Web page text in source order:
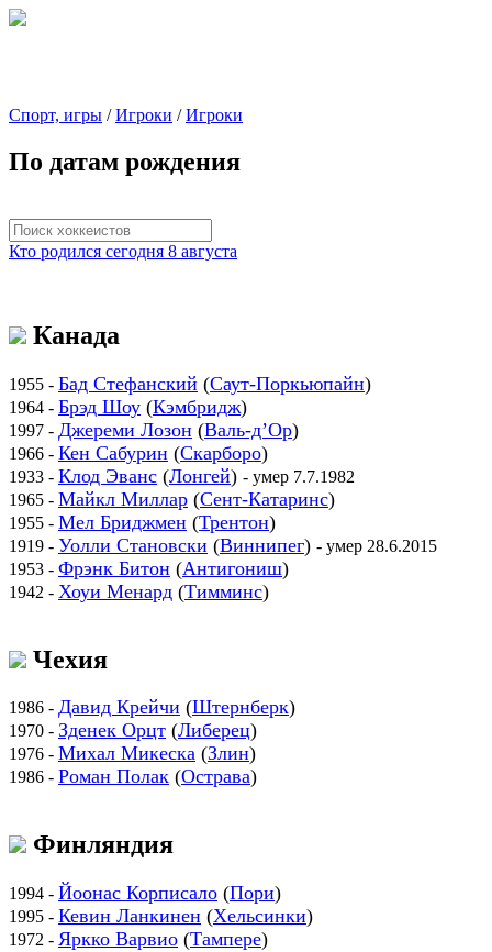
Спорт, игры /Игроки /Игроки
По датам рождения
Кто родился сегодня 8 августа
Канада
1955 - Бад Стефанский (Саут-Поркьюпайн)
1964 - Брэд Шоу (Кэмбридж)
1997 - Джереми Лозон (Валь-д’Ор)
1966 - Кен Сабурин (Скарборо)
1933 - Клод Эванс (Лонгей) - умер 7.7.1982
1965 - Майкл Миллар (Сент-Катаринс)
1955 - Мел Бриджмен (Трентон)
1919 - Уолли Становски (Виннипег) - умер 28.6.2015
1953 - Фрэнк Битон (Антигониш)
1942 - Хоуи Менард (Тимминс)
Чехия
1986 - Давид Крейчи (Штернберк)
1970 - Зденек Орцт (Либерец)
1976 - Михал Микеска (Злин)
1986 - Роман Полак (Острава)
Финляндия
1994 - Йоонас Корписало (Пори)
1995 - Кевин Ланкинен (Хельсинки)
1972 - Яркко Варвио (Тампере)